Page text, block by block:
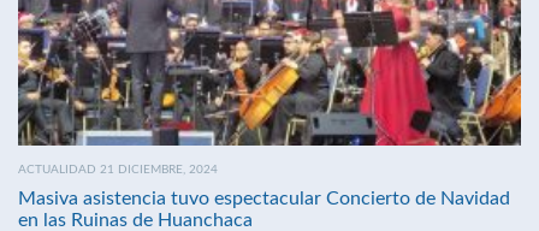
ACTUALIDAD 21 DICIEMBRE, 2024
Masiva asistencia tuvo espectacular Concierto de Navidad
en las Ruinas de Huanchaca